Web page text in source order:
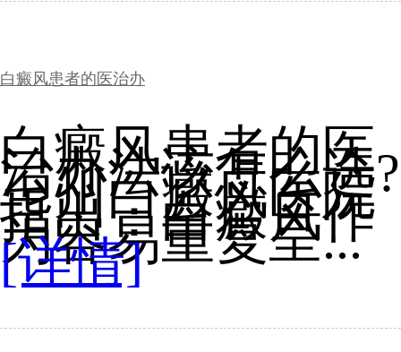
白癜风患者的医治办
白癜风患者的医
治办法该怎么选?
台州白癜风医院
指出：白癜风作
为容易重复呈...
[详情]